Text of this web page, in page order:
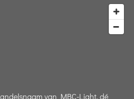
van MBC-Light, dé